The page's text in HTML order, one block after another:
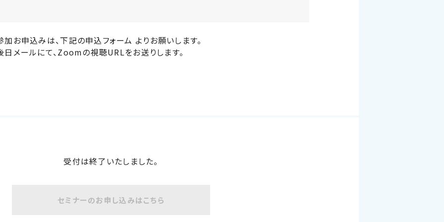
加お申込みは、下記の申込フォーム よりお願いします。
日メールにて、Zoomの視聴URLをお送りします。
受付は終了いたしました。
セミナーのお申し込みはこちら